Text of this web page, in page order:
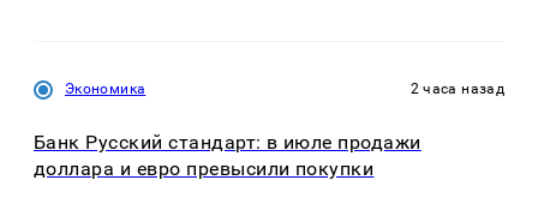
Экономика 2 часа назад
Банк Русский стандарт: в июле продажи
доллара и евро превысили покупки